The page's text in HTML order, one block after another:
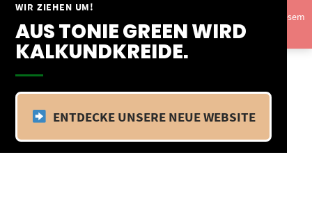
WIR ZIEHEN UM!
AUS TONIE GREEN WIRD
KALKUNDKREIDE.
ENTDECKE UNSERE NEUE WEBSITE
Springe
Inhalt
Vom 09.04.25 - 20.04.25 befinden wir uns im Betriebsurlaub. In diesem
Zeitraum findet kein Versand statt.Ausblenden